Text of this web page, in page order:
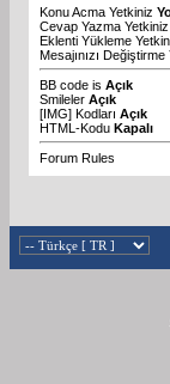
Konu Acma Yetkiniz
Cevap Yazma Yetkiniz
Eklenti Yükleme
Mesajınızı Değiştirme
BB code is Açık
Smileler Açık
[IMG] Kodları Açık
HTML-Kodu Kapalı
Forum Rules